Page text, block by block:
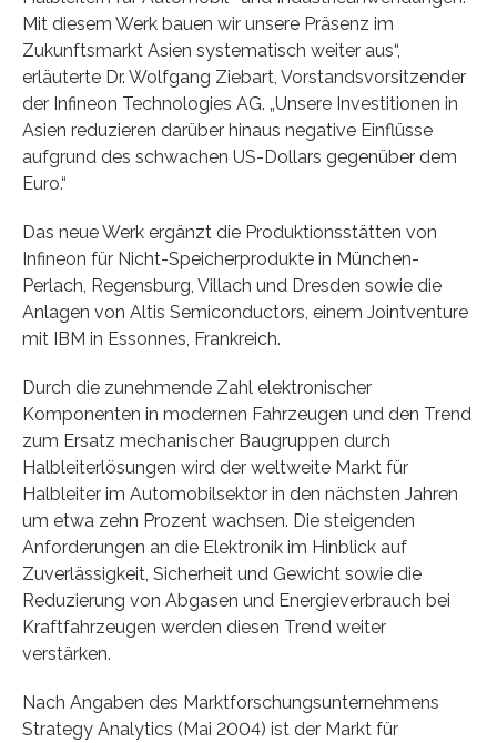
Mit diesem Werk bauen wir unsere Präsenz im
Zukunftsmarkt Asien systematisch weiter aus“,
erläuterte Dr. Wolfgang Ziebart, Vorstandsvorsitzender
der Infineon Technologies AG. „Unsere Investitionen in
Asien reduzieren darüber hinaus negative Einflüsse
aufgrund des schwachen US-Dollars gegenüber dem
Euro.“
Das neue Werk ergänzt die Produktionsstätten von
Infineon für Nicht-Speicherprodukte in München-
Perlach, Regensburg, Villach und Dresden sowie die
Anlagen von Altis Semiconductors, einem Jointventure
mit IBM in Essonnes, Frankreich.
Durch die zunehmende Zahl elektronischer
Komponenten in modernen Fahrzeugen und den Trend
zum Ersatz mechanischer Baugruppen durch
Halbleiterlösungen wird der weltweite Markt für
Halbleiter im Automobilsektor in den nächsten Jahren
um etwa zehn Prozent wachsen. Die steigenden
Anforderungen an die Elektronik im Hinblick auf
Zuverlässigkeit, Sicherheit und Gewicht sowie die
Reduzierung von Abgasen und Energieverbrauch bei
Kraftfahrzeugen werden diesen Trend weiter
verstärken.
Nach Angaben des Marktforschungsunternehmens
Strategy Analytics (Mai 2004) ist der Markt für